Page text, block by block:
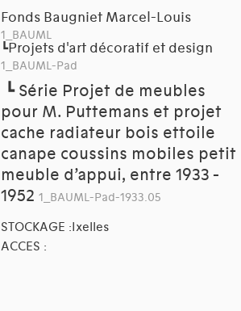
Fonds Baugniet Marcel-Louis
1_BAUML
┗Projets d'art décoratif et design
1_BAUML-Pad
┗ Série Projet de meubles
pour M. Puttemans et projet
cache radiateur bois ettoile
canape coussins mobiles petit
meuble d’appui, entre 1933 -
1952 1_BAUML-Pad-1933.05
STOCKAGE :Ixelles
ACCES :